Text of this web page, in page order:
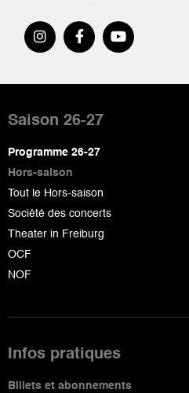
de
page
Saison 26-27
Programme 26-27
Hors-saison
Tout le Hors-saison
Société des concerts
Theater in Freiburg
OCF
NOF
Infos pratiques
Billets et abonnements